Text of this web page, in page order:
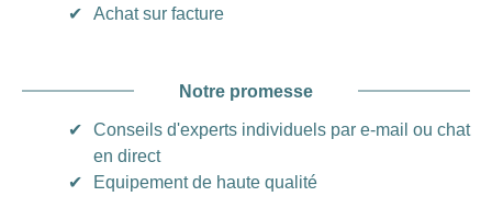
✔
Achat sur facture
Notre promesse
✔
Conseils d'experts individuels par e-mail ou chat
en direct
✔
Equipement de haute qualité